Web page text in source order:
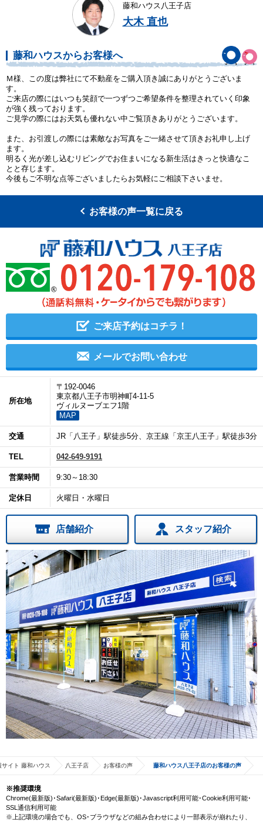
藤和ハウス八王子店
大木 直也
藤和ハウスからお客様へ
Ｍ様、この度は弊社にて不動産をご購入頂き誠にありがとうございま
す。
ご来店の際にはいつも笑顔で一つずつご希望条件を整理されていく印象
が強く残っております。
ご見学の際にはお天気も優れない中ご覧頂きありがとうございます。
また、お引渡しの際には素敵なお写真をご一緒させて頂きお礼申し上げ
ます。
明るく光が差し込むリビングでお住まいになる新生活はきっと快適なこ
とと存じます。
今後もご不明な点等ございましたらお気軽にご相談下さいませ。
お客様の声一覧に戻る
ご来店予約はコチラ！
メールでお問い合わせ
所在地
〒192-0046
東京都八王子市明神町4-11-5
ヴィルヌーブエフ1階
MAP
交通 JR「八王子」駅徒歩5分、京王線「京王八王子」駅徒歩3分
TEL 042-649-9191
営業時間 9:30～18:30
定休日 火曜日・水曜日
店舗紹介 スタッフ紹介
イト 藤和ハウス 八王子店 お客様の声 藤和ハウス八王子店のお客様の声
※推奨環境
Chrome(最新版)･Safari(最新版)･Edge(最新版)･Javascript利用可能･Cookie利用可能･
SSL通信利用可能
※上記環境の場合でも、OS･ブラウザなどの組み合わせにより一部表示が崩れたり、